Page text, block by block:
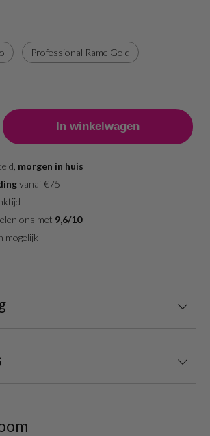
Professional Rame Gold
morgen in huis
vanaf €75
ons met 9,6/10
mogelijk